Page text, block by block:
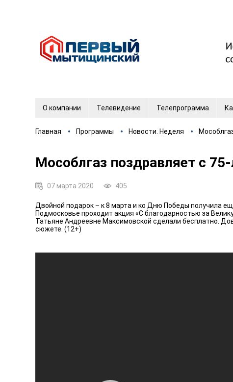
О компании Телевидение Телепрограмма
Главная Программы Новости. Неделя
Мособлгаз поздравляет с
07 марта 2020 405
Двойной подарок – к 8 марта и ко Дню Победы получила
Подмосковье проходит акция «С благодарностью за
Татьяне Андреевне Максимовской сделали бесплатно.
сюжете. (12+)